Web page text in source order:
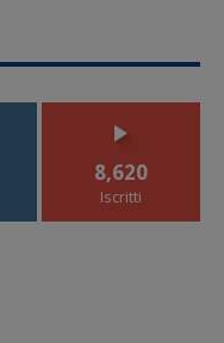
8,620
Iscritti